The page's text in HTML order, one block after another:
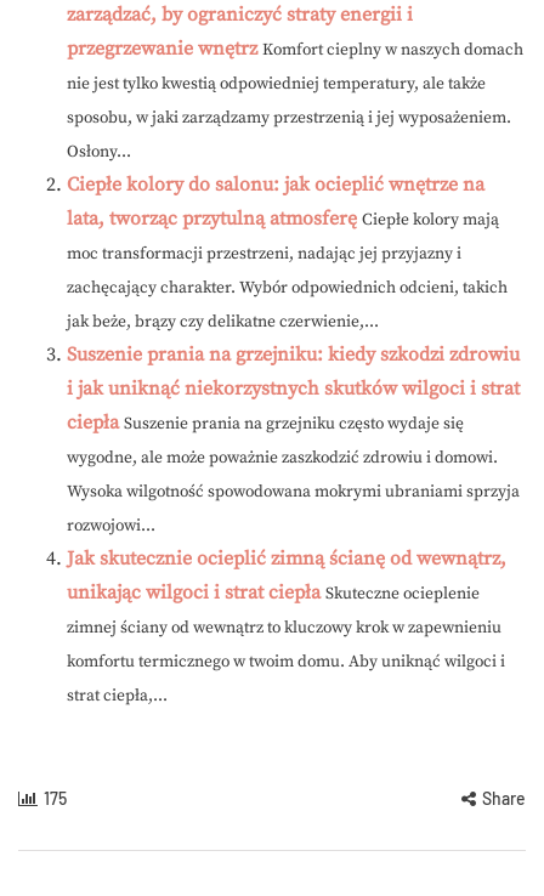
zarządzać, by ograniczyć straty energii i
przegrzewanie wnętrz Komfort cieplny w naszych domach
nie jest tylko kwestią odpowiedniej temperatury, ale także
sposobu, w jaki zarządzamy przestrzenią i jej wyposażeniem.
Osłony...
Ciepłe kolory do salonu: jak ocieplić wnętrze na
lata, tworząc przytulną atmosferę Ciepłe kolory mają
moc transformacji przestrzeni, nadając jej przyjazny i
zachęcający charakter. Wybór odpowiednich odcieni, takich
jak beże, brązy czy delikatne czerwienie,...
Suszenie prania na grzejniku: kiedy szkodzi zdrowiu
i jak uniknąć niekorzystnych skutków wilgoci i strat
ciepła Suszenie prania na grzejniku często wydaje się
wygodne, ale może poważnie zaszkodzić zdrowiu i domowi.
Wysoka wilgotność spowodowana mokrymi ubraniami sprzyja
rozwojowi...
Jak skutecznie ocieplić zimną ścianę od wewnątrz,
unikając wilgoci i strat ciepła Skuteczne ocieplenie
zimnej ściany od wewnątrz to kluczowy krok w zapewnieniu
komfortu termicznego w twoim domu. Aby uniknąć wilgoci i
strat ciepła,...
175 Share